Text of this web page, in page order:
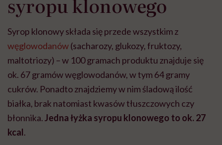
Syrop klonowy składa się przede wszystkim z
węglowodanów(sacharozy, glukozy, fruktozy,
maltotriozy) – w 100 gramach produktu znajduje się
ok. 67 gramów węglowodanów, w tym 64 gramy
cukrów. Ponadto znajdziemy w nim śladową ilość
białka, brak natomiast kwasów tłuszczowych czy
błonnika.Jedna łyżka syropu klonowego to ok. 27
kcal.